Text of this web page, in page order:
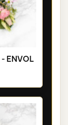
- ENVOL